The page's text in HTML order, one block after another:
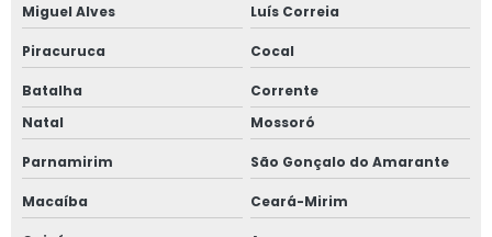
Miguel Alves Luís Correia
Piracuruca Cocal
Batalha
Corrente
Natal
Mossoró
Parnamirim São Gonçalo do Amarante
Macaíba Ceará-Mirim